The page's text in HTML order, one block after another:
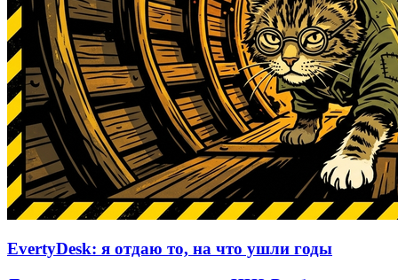
EvertyDesk: я отдаю то, на что ушли годы